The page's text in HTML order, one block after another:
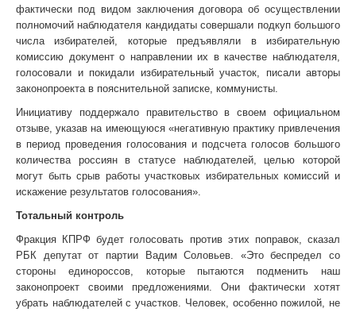
фактически под видом заключения договора об осуществлении
полномочий наблюдателя кандидаты совершали подкуп большого
числа избирателей, которые предъявляли в избирательную
комиссию документ о направлении их в качестве наблюдателя,
голосовали и покидали избирательный участок, писали авторы
законопроекта в пояснительной записке, коммунисты.
Инициативу поддержало правительство в своем официальном
отзыве, указав на имеющуюся «негативную практику привлечения
в период проведения голосования и подсчета голосов большого
количества россиян в статусе наблюдателей, целью которой
могут быть срыв работы участковых избирательных комиссий и
искажение результатов голосования».
Тотальный контроль
Фракция КПРФ будет голосовать против этих поправок, сказал
РБК депутат от партии Вадим Соловьев. «Это беспредел со
стороны единороссов, которые пытаются подменить наш
законопроект своими предложениями. Они фактически хотят
убрать наблюдателей с участков. Человек, особенно пожилой, не